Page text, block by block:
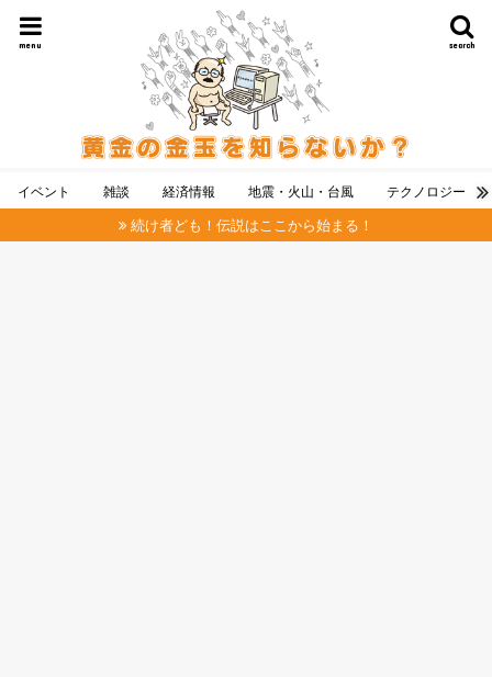
search
menu
イベント 雑談 経済情報 地震・火山・台風 テクノロジー
続け者ども！伝説はここから始まる！